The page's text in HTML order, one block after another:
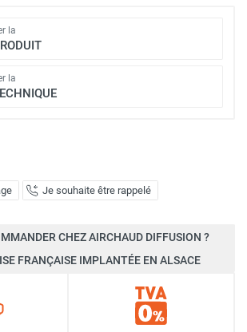
Je souhaite être rappelé
la
la
CHEZ AIRCHAUD DIFFUSION ?
FRANÇAISE IMPLANTÉE EN ALSACE